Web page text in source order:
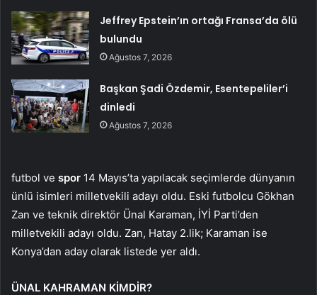
Jeffrey Epstein’ın ortağı Fransa’da ölü
bulundu
Ağustos 7, 2026
Başkan Şadi Özdemir, Esentepeliler’i
dinledi
Ağustos 7, 2026
futbol ve spor 14 Mayıs’ta yapılacak seçimlerde dünyanın
ünlü isimleri milletvekili adayı oldu. Eski futbolcu Gökhan
Zan ve teknik direktör Ünal Karaman, İYİ Parti’den
milletvekili adayı oldu. Zan, Hatay 2.lik; Karaman ise
Konya’dan aday olarak listede yer aldı.
ÜNAL KAHRAMAN KİMDİR?